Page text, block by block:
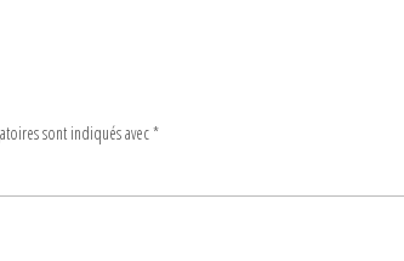
sont indiqués avec*